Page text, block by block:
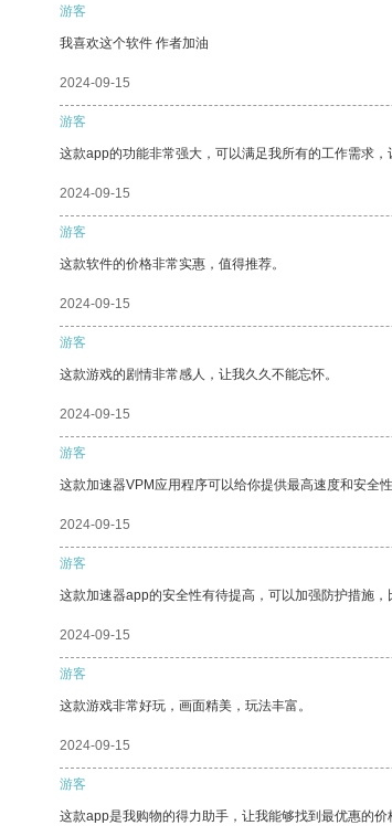
游客
我喜欢这个软件 作者加油
2024-09-15
游客
这款app的功能非常强大，可以满足我所有的工作需求，
2024-09-15
游客
这款软件的价格非常实惠，值得推荐。
2024-09-15
游客
这款游戏的剧情非常感人，让我久久不能忘怀。
2024-09-15
游客
这款加速器VPM应用程序可以给你提供最高速度和安全
2024-09-15
游客
这款加速器app的安全性有待提高，可以加强防护措施，
2024-09-15
游客
这款游戏非常好玩，画面精美，玩法丰富。
2024-09-15
游客
这款app是我购物的得力助手，让我能够找到最优惠的价